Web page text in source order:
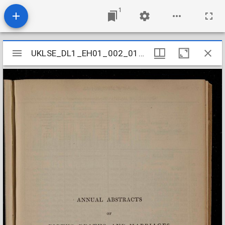
1
Mirador
viewer
UKLSE_DL1_EH01_002_012_0002
UKLSE_DL1_EH01_002_012_0002